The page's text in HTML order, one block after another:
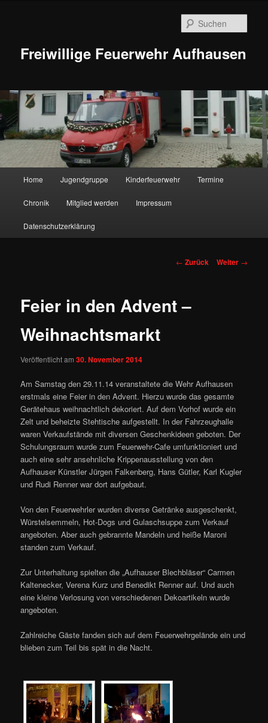
Freiwillige Feuerwehr Aufhausen
Home Jugendgruppe Kinderfeuerwehr Termine
Chronik Mitglied werden Impressum
Datenschutzerklärung
Beitragsnavigation
← Zurück Weiter →
Feier in den Advent –
Weihnachtsmarkt
Veröffentlicht am30. November 2014
Am Samstag den 29.11.14 veranstaltete die Wehr Aufhausen
erstmals eine Feier in den Advent. Hierzu wurde das gesamte
Gerätehaus weihnachtlich dekoriert. Auf dem Vorhof wurde ein
Zelt und beheizte Stehtische aufgestellt. In der Fahrzeughalle
warenVerkaufstände mit diversen Geschenkideen geboten. Der
Schulungsraum wurde zum Feuerwehr-Cafe umfunktioniert und
auch eine sehr ansehnliche Krippenausstellung von den
Aufhauser Künstler Jürgen Falkenberg, Hans Gütler, Karl Kugler
und Rudi Renner war dort aufgebaut.
Von den Feuerwehrler wurden diverse Getränke ausgeschenkt,
Würstelsemmeln, Hot-Dogs und Gulaschsuppe zum Verkauf
angeboten. Aber auch gebrannte Mandeln und heiße Maroni
standen zum Verkauf.
Zur Unterhaltung spielten die „Aufhauser Blechbläser“ Carmen
Kaltenecker, Verena Kurz und Benedikt Renner auf. Und auch
eine kleine Verlosung von verschiedenen Dekoartikeln wurde
angeboten.
Zahlreiche Gäste fanden sich auf dem Feuerwehrgelände ein und
blieben zum Teil bis spät in die Nacht.